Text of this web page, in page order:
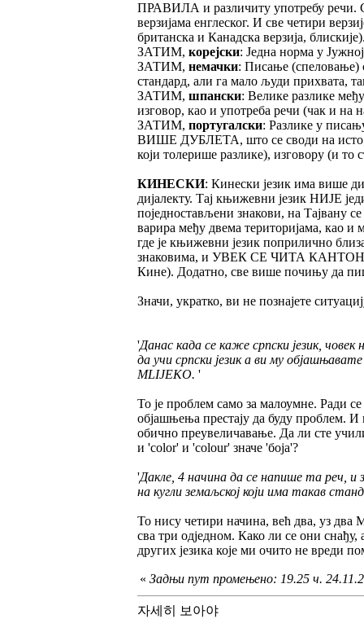
ПРАВИЛА и различиту употребу речи.
верзијама енглеског. И све четири
британска и Канадска верзија,
ЗАТИМ, корејски: Једна норма у
ЗАТИМ, немачки: Писање (спеловање)
стандард, али га мало људи прихвата,
ЗАТИМ, шпански: Велике разлике
изговор, као и употреба речи (чак и на
ЗАТИМ, португалски: Разлике у
ВИШЕ ДУБЛЕТА, што се своди на исто;
који толерише разлике), изговору (и то
КИНЕСКИ: Кинески језик има више
дијалекту. Тај књижевни језик НИЈЕ
поједностављени знакови, на Тајвану
варира међу двема територијама, као
где је књижевни језик поприлично
знаковима, и УВЕК СЕ ЧИТА
Кине). Додатно, све више почињу да
Значи, укратко, ви не познајете
'Данас када се каже српски језик,
да учи српски језик а ви му
MLIJEKO. '
То је проблем само за малоумне. Ради
објашњења престају да буду проблем. И
обично преувеличавање. Да ли сте
и 'color' и 'colour' значе 'боја'?
'Дакле, 4 начина да се напише та реч, и
на кугли земаљској који има такав
То нису четири начина, већ два, уз
сва три одједном. Како ли се они
других језика које ми очито не вреди
« Задњи пут промењено: 19.25 ч.
자세히 보아야